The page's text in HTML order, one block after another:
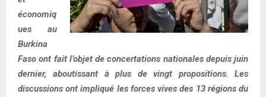
économiq
ues au
Burkina
Faso ont fait l’objet de concertations nationales depuis juin
dernier, aboutissant à plus de vingt propositions. Les
discussions ont impliqué les forces vives des 13 régions du